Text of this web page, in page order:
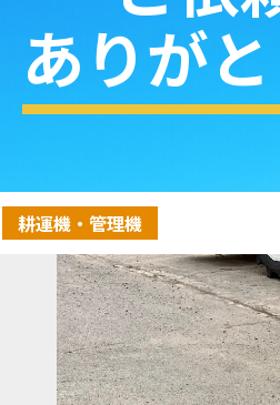
ありが
耕運機・管理機